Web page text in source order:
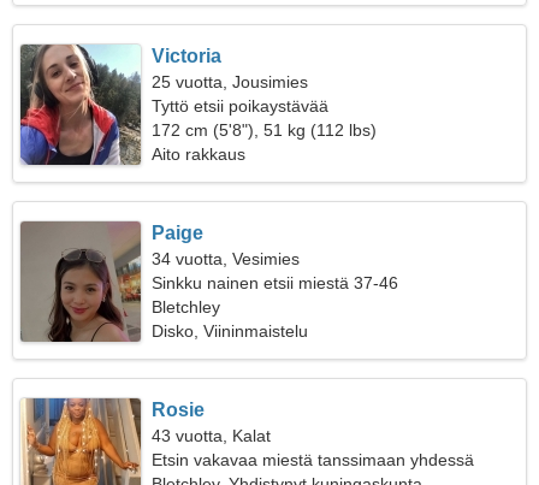
Victoria
25 vuotta, Jousimies
Tyttö etsii poikaystävää
172 cm (5'8"), 51 kg (112 lbs)
Aito rakkaus
Paige
34 vuotta, Vesimies
Sinkku nainen etsii miestä 37-46
Bletchley
Disko, Viininmaistelu
Rosie
43 vuotta, Kalat
Etsin vakavaa miestä tanssimaan yhdessä